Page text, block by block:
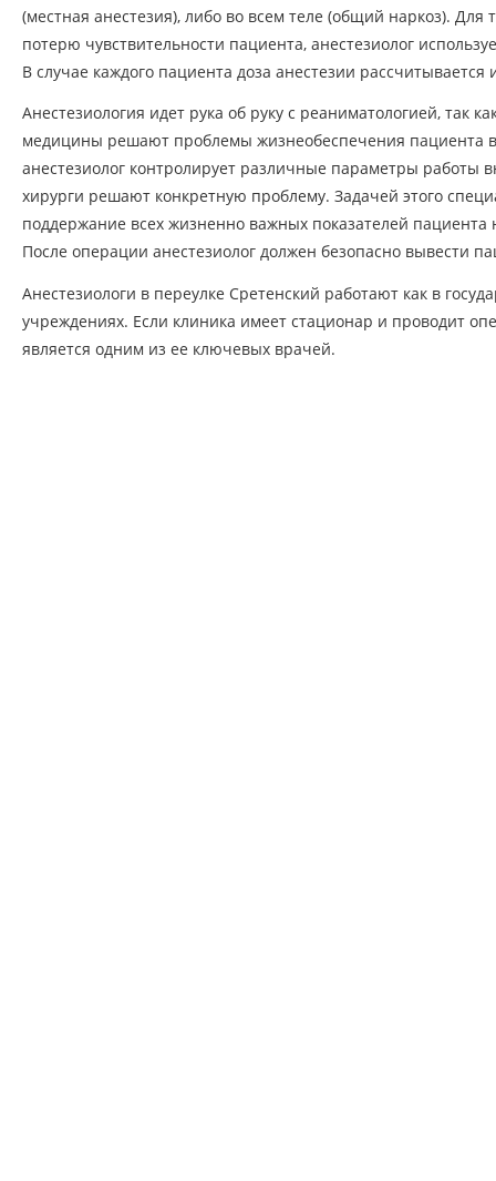
(местная анестезия), либо во всем теле (общий наркоз). Для
потерю чувствительности пациента, анестезиолог
В случае каждого пациента доза анестезии рассчитывается
Анестезиология идет рука об руку с реаниматологией, так
медицины решают проблемы жизнеобеспечения пациента
анестезиолог контролирует различные параметры работы
хирурги решают конкретную проблему. Задачей этого
поддержание всех жизненно важных показателей
После операции анестезиолог должен безопасно вывести
Анестезиологи в переулке Сретенский работают как в
учреждениях. Если клиника имеет стационар и проводит
является одним из ее ключевых врачей.